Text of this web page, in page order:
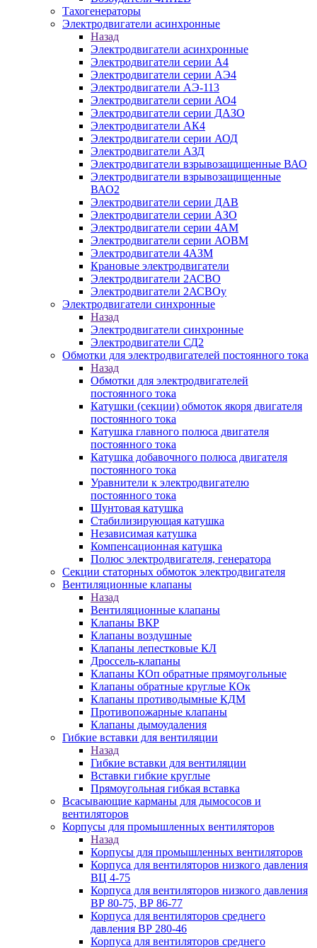
Тахогенераторы
Электродвигатели асинхронные
Назад
Электродвигатели асинхронные
Электродвигатели серии А4
Электродвигатели серии АЭ4
Электродвигатели АЭ-113
Электродвигатели серии АО4
Электродвигатели серии ДАЗО
Электродвигатели АК4
Электродвигатели серии АОД
Электродвигатели АЗД
Электродвигатели взрывозащищенные ВАО
Электродвигатели взрывозащищенные
ВАО2
Электродвигатели серии ДАВ
Электродвигатели серии АЗО
Электродвигатели серии 4АМ
Электродвигатели серии АОВМ
Электродвигатели 4АЗМ
Крановые электродвигатели
Электродвигатели 2АСВО
Электродвигатели 2АСВОу
Электродвигатели синхронные
Назад
Электродвигатели синхронные
Электродвигатели СД2
Обмотки для электродвигателей постоянного тока
Назад
Обмотки для электродвигателей
постоянного тока
Катушки (секции) обмоток якоря двигателя
постоянного тока
Катушка главного полюса двигателя
постоянного тока
Катушка добавочного полюса двигателя
постоянного тока
Уравнители к электродвигателю
постоянного тока
Шунтовая катушка
Стабилизирующая катушка
Независимая катушка
Компенсационная катушка
Полюс электродвигателя, генератора
Секции статорных обмоток электродвигателя
Вентиляционные клапаны
Назад
Вентиляционные клапаны
Клапаны ВКР
Клапаны воздушные
Клапаны лепестковые КЛ
Дроссель-клапаны
Клапаны КОп обратные прямоугольные
Клапаны обратные круглые КОк
Клапаны противодымные КДМ
Противопожарные клапаны
Клапаны дымоудаления
Гибкие вставки для вентиляции
Назад
Гибкие вставки для вентиляции
Вставки гибкие круглые
Прямоугольная гибкая вставка
Всасывающие карманы для дымососов и
вентиляторов
Корпусы для промышленных вентиляторов
Назад
Корпусы для промышленных вентиляторов
Корпуса для вентиляторов низкого давления
ВЦ 4-75
Корпуса для вентиляторов низкого давления
ВР 80-75, ВР 86-77
Корпуса для вентиляторов среднего
давления ВР 280-46
Корпуса для вентиляторов среднего